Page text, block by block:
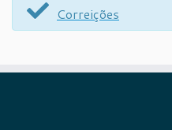
Correições